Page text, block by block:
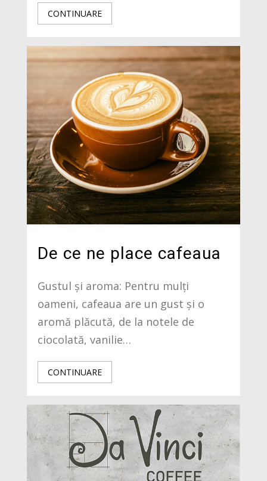
CONTINUARE
De ce ne place cafeaua
Gustul și aroma: Pentru mulți
oameni, cafeaua are un gust și o
aromă plăcută, de la notele de
ciocolată, vanilie…
CONTINUARE